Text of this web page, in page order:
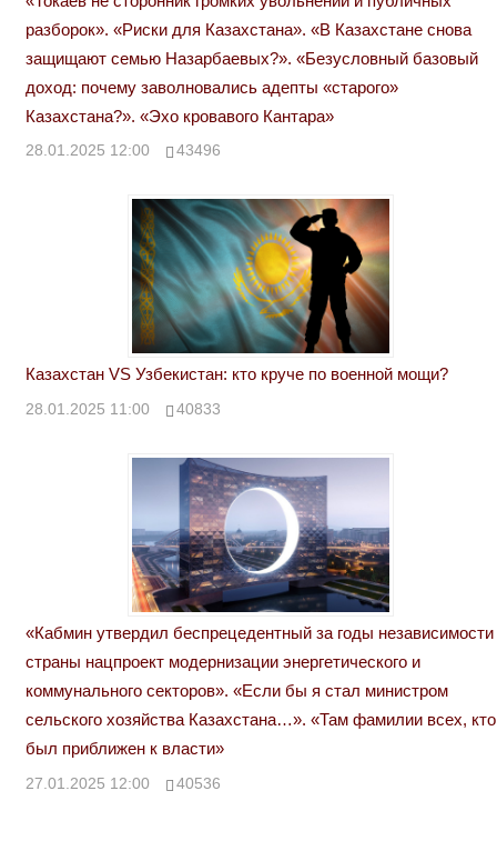
разборок». «Риски для Казахстана». «В Казахстане снова
защищают семью Назарбаевых?». «Безусловный базовый
доход: почему заволновались адепты «старого»
Казахстана?». «Эхо кровавого Кантара»
28.01.2025 12:00 43496
Казахстан VS Узбекистан: кто круче по военной мощи?
28.01.2025 11:00 40833
«Кабмин утвердил беспрецедентный за годы независимости
страны нацпроект модернизации энергетического и
коммунального секторов». «Если бы я стал министром
сельского хозяйства Казахстана…». «Там фамилии всех, кто
был приближен к власти»
27.01.2025 12:00 40536